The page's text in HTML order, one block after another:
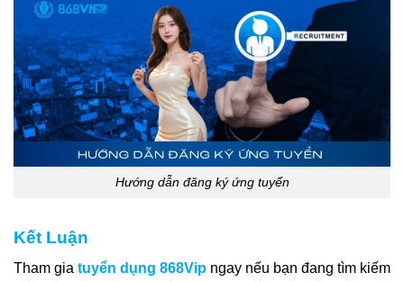
Hướng dẫn đăng ký ứng tuyển
Kết Luận
Tham gia tuyển dụng 868Vip ngay nếu bạn đang tìm kiếm